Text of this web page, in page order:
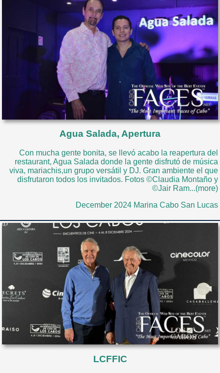
Agua Salada, Apertura
Con mucha gente bonita, se llevó acabo la reapertura del
restaurant, Agua Salada donde la gente disfrutó de música
viva, mariachis,un grupo versátil y DJ. Gran ambiente el que
disfrutaron todos los invitados. Fotos ©Claudia Montaño y
©Jair Ram...(more)
December 2024 Marina Cabo San Lucas
LCFFIC